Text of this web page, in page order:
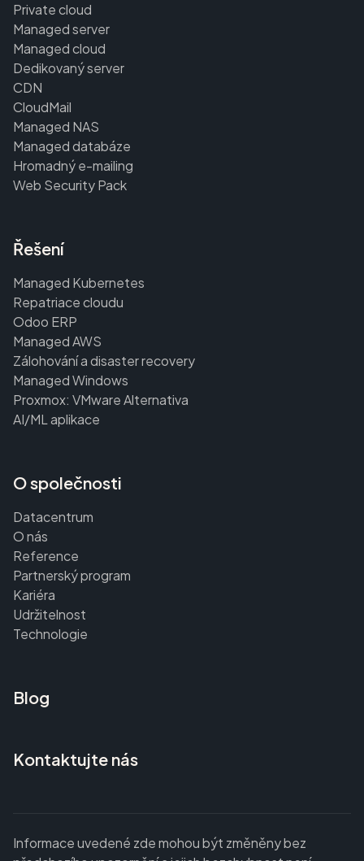
Private cloud
Managed server
Managed cloud
Dedikovaný server
CDN
CloudMail
Managed NAS
Managed databáze
Hromadný e-mailing
Web Security Pack
Řešení
Managed Kubernetes
Repatriace cloudu
Odoo ERP
Managed AWS
Zálohování a disaster recovery
Managed Windows
Proxmox: VMware Alternativa
AI/ML aplikace
O společnosti
Datacentrum
O nás
Reference
Partnerský program
Kariéra
Udržitelnost
Technologie
Blog
Kontaktujte nás
Informace uvedené zde mohou být změněny bez